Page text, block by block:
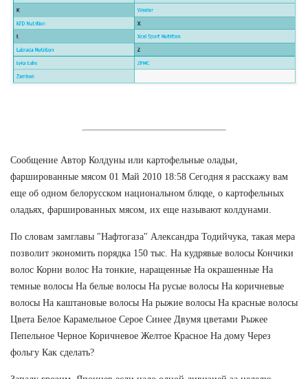
Сообщение Автор Колдуны или картофельные оладьи,
фаршированные мясом 01 Май 2010 18:58 Сегодня я расскажу вам
еще об одном белорусском национальном блюде, о картофельных
оладьях, фаршированных мясом, их еще называют колдунами.
По словам замглавы "Нафтогаза" Александра Тодийчука, такая мера
позволит экономить порядка 150 тыс. На кудрявые волосы Кончики
волос Корни волос На тонкие, наращенные На окрашенные На
темные волосы На белые волосы На русые волосы На коричневые
волосы На каштановые волосы На рыжие волосы На красные волосы
Цвета Белое Карамельное Серое Синее Двумя цветами Рыжее
Пепельное Черное Коричневое Желтое Красное На дому Через
фольгу Как сделать?